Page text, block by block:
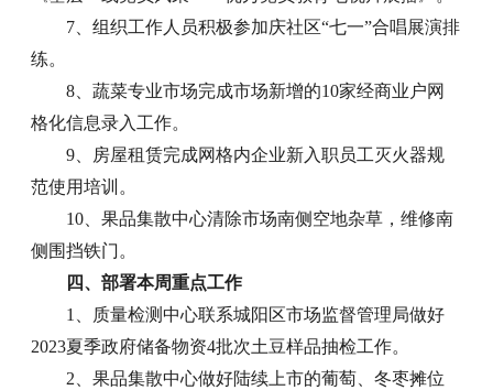
7、组织工作人员积极参加庆社区“七一”合唱展演排
练。
8、蔬菜专业市场完成市场新增的10家经商业户网
格化信息录入工作。
9、房屋租赁完成网格内企业新入职员工灭火器规
范使用培训。
10、果品集散中心清除市场南侧空地杂草，维修南
侧围挡铁门。
四、部署本周重点工作
1、质量检测中心联系城阳区市场监督管理局做好
2023夏季政府储备物资4批次土豆样品抽检工作。
2、果品集散中心做好陆续上市的葡萄、冬枣摊位